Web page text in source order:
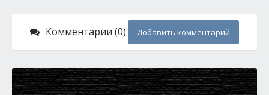
Комментарии (0) Добавить комментарий